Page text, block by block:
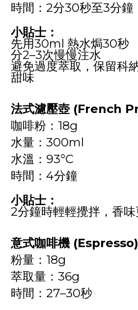
時間：2分30秒至3分鐘
小貼士：
先用30ml 熱水焗30秒
分2–3次慢慢注水
避免過度萃取，保留科
甜味
法式濾壓壺 (French
咖啡粉：18g
水量：300ml
水溫：93°C
時間：4分鐘
小貼士：
2分鐘時輕輕攪拌，香味
意式咖啡機 (Espresso)
粉量：18g
萃取量：36g
時間：27–30秒